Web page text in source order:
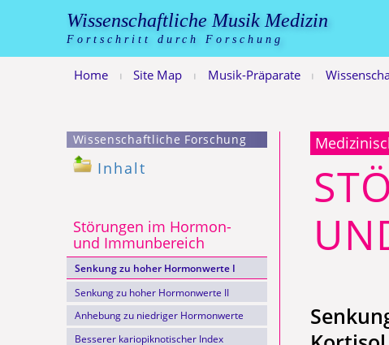
Wissenschaftliche Musik Medizin
Fortschritt durch Forschung
Home | Site Map | Musik-Präparate |
Wissenschaftliche Forschung
Inhalt
Störungen im Hormon-
und Immun­be­reich
Senkung zu hoher Hormonwerte I
Senkung zu hoher Hormonwerte II
Anhebung zu niedriger Hormonwerte
Besserer kariopiknotischer Index